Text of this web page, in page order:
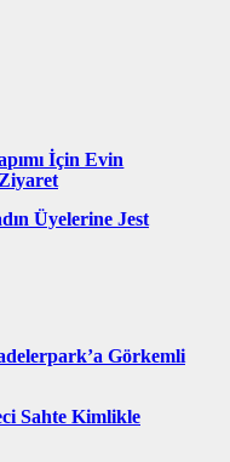
İçin Evin
Üyelerine Jest
Görkemli
Sahte Kimlikle